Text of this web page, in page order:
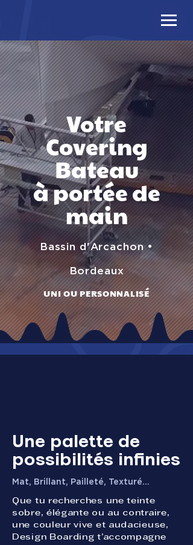
Votre
Covering
Bateau
à portée de
main
Bassin d'Arcachon •
Bordeaux
UNI OU PERSONNALISÉ
Une palette de
possibilités infinies
Mat, Brillant, Pailleté, Texturé...
Que tu recherches une teinte
sobre, élégante ou au contraire,
une couleur vive et audacieuse,
Design Boarding t’accompagne